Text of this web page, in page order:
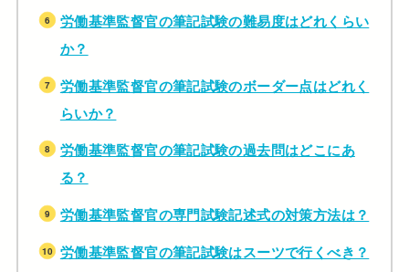
労働基準監督官の筆記試験の難易度はどれくらい
か？
労働基準監督官の筆記試験のボーダー点はどれく
らいか？
労働基準監督官の筆記試験の過去問はどこにあ
る？
労働基準監督官の専門試験記述式の対策方法は？
労働基準監督官の筆記試験はスーツで行くべき？